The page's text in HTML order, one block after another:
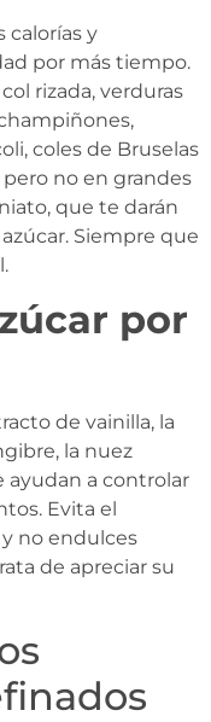
calorías y
por más tiempo.
rizada, verduras
coles de Bruselas
no en grandes
que te darán
Siempre que
por
de vainilla, la
la nuez
ayudan a controlar
Evita el
no endulces
de apreciar su